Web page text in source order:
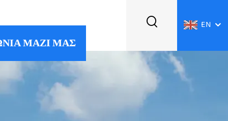
ΜΑΖΙ ΜΑΣ
EN